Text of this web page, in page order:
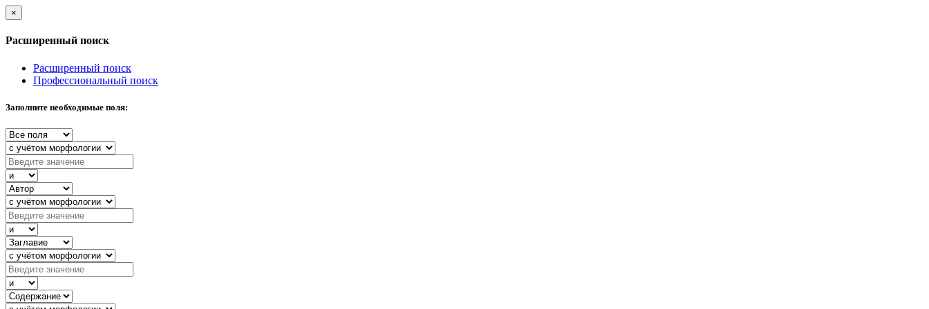
×
Расширенный поиск
Расширенный поиск
Профессиональный поиск
Заполните необходимые поля: